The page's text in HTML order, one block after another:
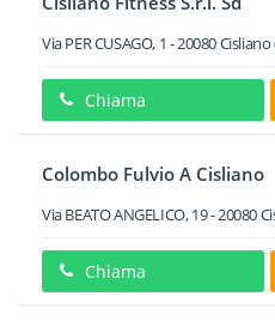
Via PER CUSAGO, 1 -20080Cisliano
Chiama
Colombo Fulvio A Cisliano
Via BEATO ANGELICO, 19-20080
Chiama